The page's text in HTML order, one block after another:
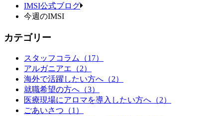
IMSI公式ブログ
今週のIMSI
カテゴリー
スタッフコラム（17）
アルガニアエ（2）
海外で活躍したい方へ（2）
就職希望の方へ（3）
医療現場にアロマを導入したい方へ（2）
ごあいさつ（1）